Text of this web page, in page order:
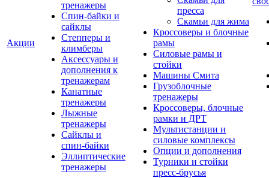
Акции
тренажеры
Спин-байки и
сайклы
Степперы и
климберы
Аксессуары и
дополнения к
тренажерам
Канатные
тренажеры
Лыжные
тренажеры
Сайклы и
спин-байки
Эллиптические
тренажеры
пресса
Скамьи для жима
Кроссоверы и блочные
рамы
Силовые рамы и
стойки
Машины Смита
Грузоблочные
тренажеры
Кроссоверы, блочные
рамки и ДРТ
Мультистанции и
силовые комплексы
Опции и дополнения
Турники и стойки
пресс-брусья